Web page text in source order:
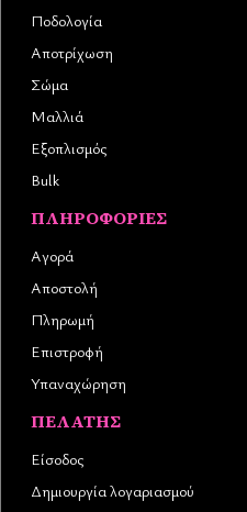
Ποδολογία
Αποτρίχωση
Σώμα
Μαλλιά
Εξοπλισμός
Bulk
ΠΛΗΡΟΦΟΡΊΕΣ
Αγορά
Αποστολή
Πληρωμή
Επιστροφή
Υπαναχώρηση
ΠΕΛΆΤΗΣ
Είσοδος
Δημιουργία λογαριασμού